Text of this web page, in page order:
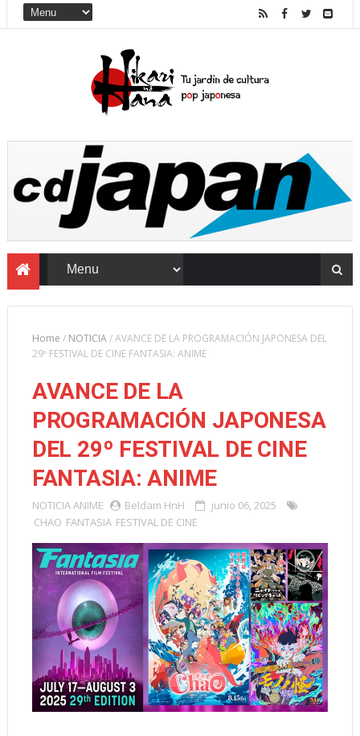
Home / NOTICIA/AVANCE DE LA PROGRAMACIÓN JAPONESA DEL
29º FESTIVAL DE CINE FANTASIA: ANIME
AVANCE DE LA
PROGRAMACIÓN JAPONESA
DEL 29º FESTIVAL DE CINE
FANTASIA: ANIME
NOTICIAANIME Beldam HnH
junio 06, 2025
CHAO FANTASIA FESTIVAL DE CINE